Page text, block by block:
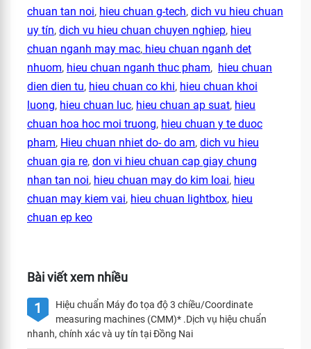
chuan tan noi, hieu chuan g-tech, dich vu hieu chuan
uy tín, dich vu hieu chuan chuyen nghiep, hieu
chuan nganh may mac, hieu chuan nganh det
nhuom, hieu chuan nganh thuc pham, hieu chuan
dien dien tu, hieu chuan co khi, hieu chuan khoi
luong, hieu chuan luc, hieu chuan ap suat, hieu
chuan hoa hoc moi truong, hieu chuan y te duoc
pham, Hieu chuan nhiet do- do am, dich vu hieu
chuan gia re, don vi hieu chuan cap giay chung
nhan tan noi, hieu chuan may do kim loai, hieu
chuan may kiem vai, hieu chuan lightbox, hieu
chuan ep keo
Bài viết xem nhiều
1
Hiệu chuẩn Máy đo tọa độ 3 chiều/Coordinate
measuring machines (CMM)* .Dịch vụ hiệu chuẩn
nhanh, chính xác và uy tín tại Đồng Nai